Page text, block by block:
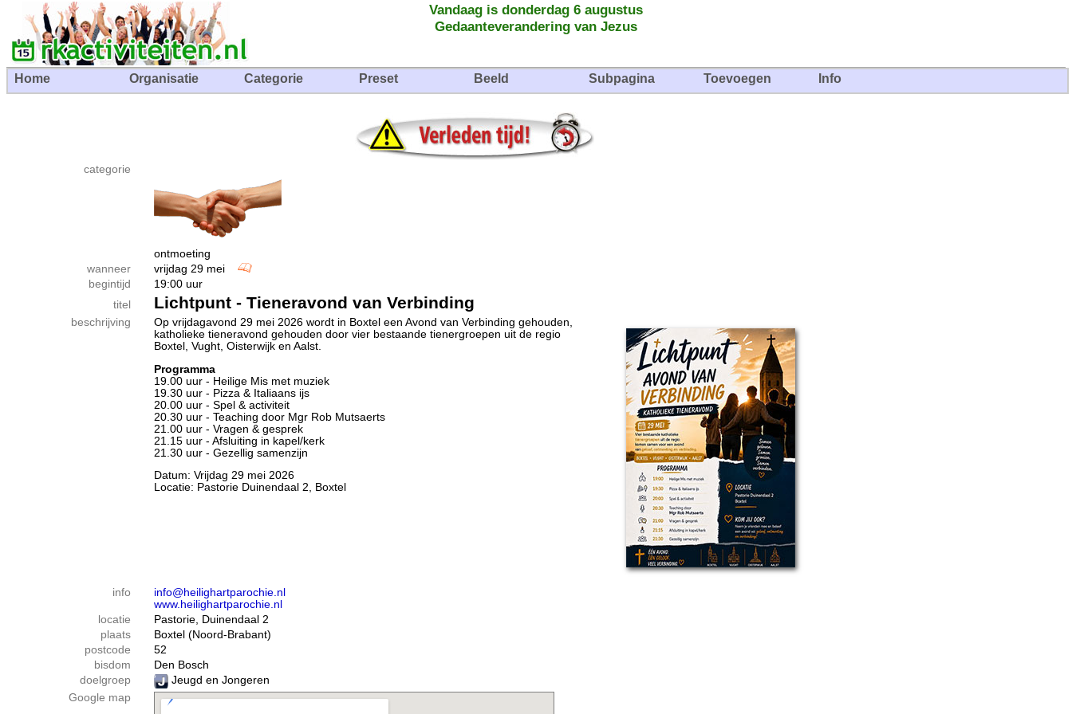
Vandaag is donderdag 6 augustus
Gedaanteverandering van Jezus
Home Organisatie Categorie Preset Beeld Subpagina Toevoegen Info
categorie
ontmoeting
wanneer
vrijdag 29 mei
begintijd
19:00 uur
titel
Lichtpunt - Tieneravond van Verbinding
beschrijving
Op vrijdagavond 29 mei 2026 wordt in Boxtel een Avond van Verbinding gehouden,
katholieke tieneravond gehouden door vier bestaande tienergroepen uit de regio
Boxtel, Vught, Oisterwijk en Aalst.
Programma
19.00 uur - Heilige Mis met muziek
19.30 uur - Pizza & Italiaans ijs
20.00 uur - Spel & activiteit
20.30 uur - Teaching door Mgr Rob Mutsaerts
21.00 uur - Vragen & gesprek
21.15 uur - Afsluiting in kapel/kerk
21.30 uur - Gezellig samenzijn
Datum: Vrijdag 29 mei 2026
Locatie: Pastorie Duinendaal 2, Boxtel
info
info@heilighartparochie.nl
www.heilighartparochie.nl
locatie
Pastorie, Duinendaal 2
plaats
Boxtel (Noord-Brabant)
postcode
52
bisdom
Den Bosch
doelgroep
Jeugd en Jongeren
Google map